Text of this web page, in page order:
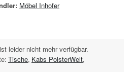
Möbel Inhofer
leider nicht mehr verfügbar.
Tische, Kabs PolsterWelt,